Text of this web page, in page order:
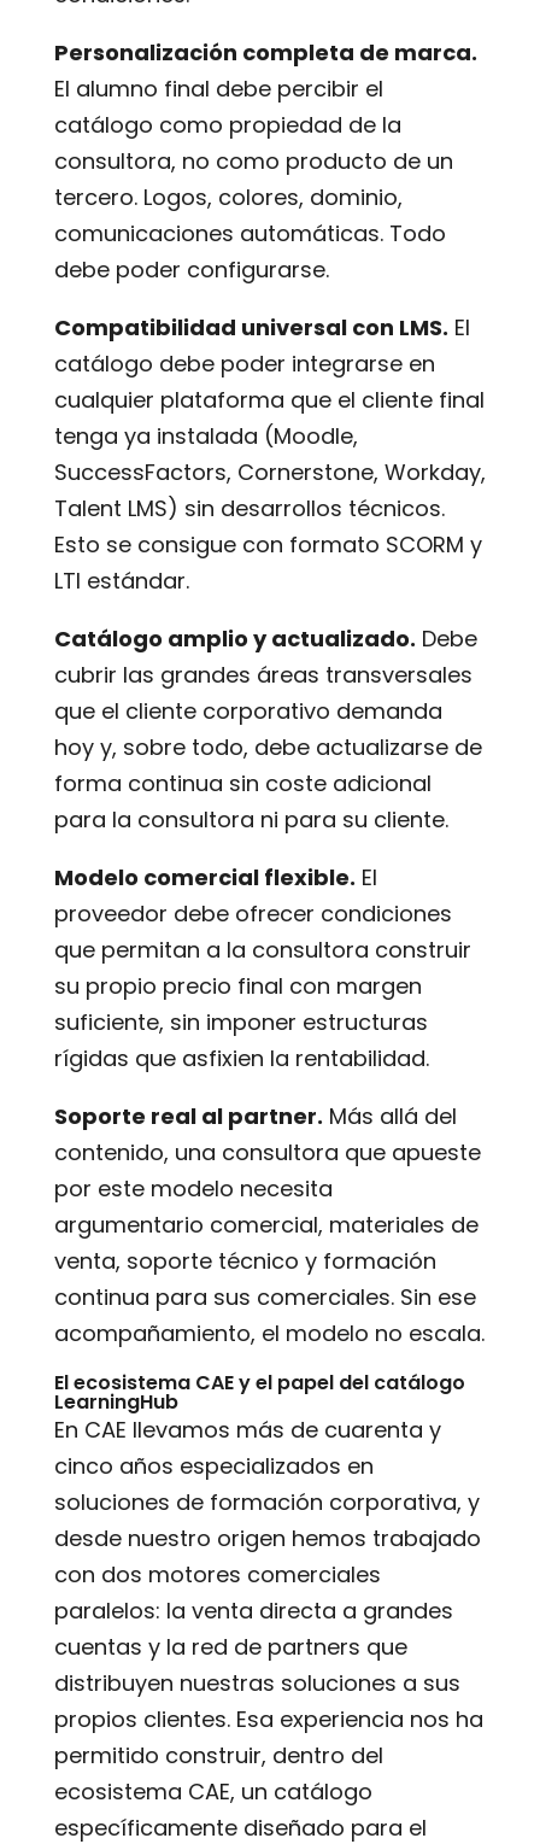
Personalización completa de marca.
El alumno final debe percibir el
catálogo como propiedad de la
consultora, no como producto de un
tercero. Logos, colores, dominio,
comunicaciones automáticas. Todo
debe poder configurarse.
Compatibilidad universal con LMS. El
catálogo debe poder integrarse en
cualquier plataforma que el cliente final
tenga ya instalada (Moodle,
SuccessFactors, Cornerstone, Workday,
Talent LMS) sin desarrollos técnicos.
Esto se consigue con formato SCORM y
LTI estándar.
Catálogo amplio y actualizado. Debe
cubrir las grandes áreas transversales
que el cliente corporativo demanda
hoy y, sobre todo, debe actualizarse de
forma continua sin coste adicional
para la consultora ni para su cliente.
Modelo comercial flexible. El
proveedor debe ofrecer condiciones
que permitan a la consultora construir
su propio precio final con margen
suficiente, sin imponer estructuras
rígidas que asfixien la rentabilidad.
Soporte real al partner. Más allá del
contenido, una consultora que apueste
por este modelo necesita
argumentario comercial, materiales de
venta, soporte técnico y formación
continua para sus comerciales. Sin ese
acompañamiento, el modelo no escala.
El ecosistema CAE y el papel del catálogo
LearningHub
En CAE llevamos más de cuarenta y
cinco años especializados en
soluciones de formación corporativa, y
desde nuestro origen hemos trabajado
con dos motores comerciales
paralelos: la venta directa a grandes
cuentas y la red de partners que
distribuyen nuestras soluciones a sus
propios clientes. Esa experiencia nos ha
permitido construir, dentro del
ecosistema CAE, un catálogo
específicamente diseñado para el